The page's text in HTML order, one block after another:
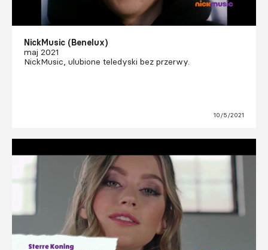
NickMusic (Benelux)
maj 2021
NickMusic, ulubione teledyski bez przerwy.
10/5/2021